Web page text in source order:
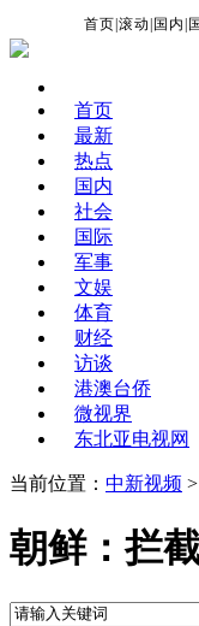
首页 |滚动 国内
首页
最新
热点
国内
社会
国际
军事
文娱
体育
财经
访谈
港澳台侨
微视界
东北亚电视网
当前位置： 中新视频 >
朝鲜：拦